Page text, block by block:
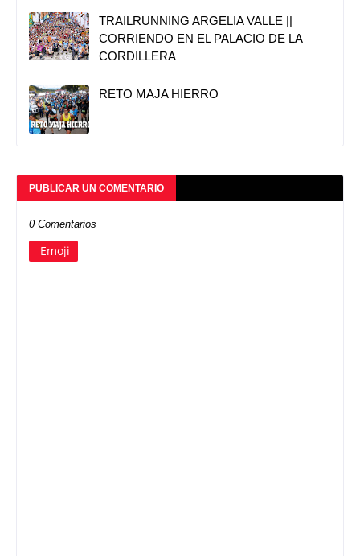
TRAILRUNNING ARGELIA VALLE ||
CORRIENDO EN EL PALACIO DE LA
CORDILLERA
RETO MAJA HIERRO
PUBLICAR UN COMENTARIO
0 Comentarios
Emoji